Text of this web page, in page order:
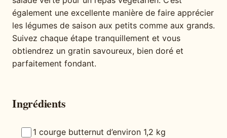
également une excellente manière de faire apprécier
les légumes de saison aux petits comme aux grands.
Suivez chaque étape tranquillement et vous
obtiendrez un gratin savoureux, bien doré et
parfaitement fondant.
Ingrédients
1 courge butternut d’environ 1,2 kg